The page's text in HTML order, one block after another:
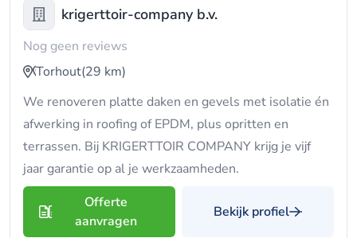
krigerttoir-company b.v.
Nog geen reviews
Torhout(29 km)
We renoveren platte daken en gevels met isolatie én
afwerking in roofing of EPDM, plus opritten en
terrassen. Bij KRIGERTTOIR COMPANY krijg je vijf
jaar garantie op al je werkzaamheden.
Offerte
aanvragen
Bekijk profiel